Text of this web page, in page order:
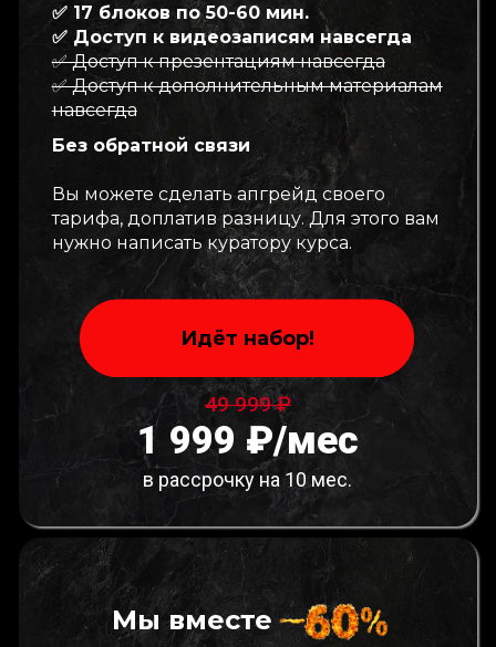
✅ 17 блоков по 50-60 мин.
✅ Доступ к видеозаписям навсегда
✅ Доступ к презентациям навсегда
✅ Доступ к дополнительным материалам
навсегда
Без обратной связи
Вы можете сделать апгрейд своего
тарифа, доплатив разницу. Для этого вам
нужно написать куратору курса.
Идёт набор!
49 999 ₽
1 999 ₽/мес
в рассрочку на 10 мес.
Мы вместе